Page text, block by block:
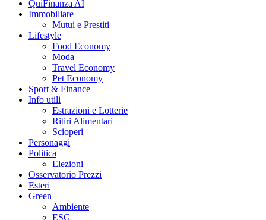
QuiFinanza AI
Immobiliare
Mutui e Prestiti
Lifestyle
Food Economy
Moda
Travel Economy
Pet Economy
Sport & Finance
Info utili
Estrazioni e Lotterie
Ritiri Alimentari
Scioperi
Personaggi
Politica
Elezioni
Osservatorio Prezzi
Esteri
Green
Ambiente
ESG